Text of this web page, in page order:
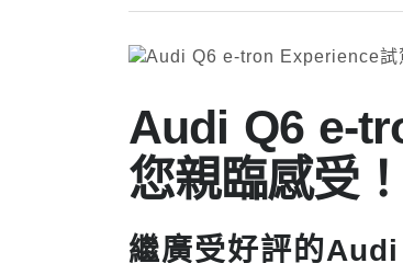
Audi Q6 e-
您親臨感受！
繼廣受好評的